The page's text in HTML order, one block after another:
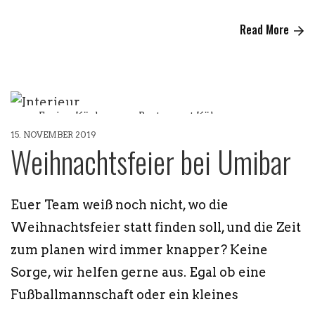
Read More
Fusion Küche
Restaurant Köln
Weihnachten
15. NOVEMBER 2019
Weihnachtsfeier bei Umibar
Euer Team weiß noch nicht, wo die
Weihnachtsfeier statt finden soll, und die Zeit
zum planen wird immer knapper? Keine
Sorge, wir helfen gerne aus. Egal ob eine
Fußballmannschaft oder ein kleines